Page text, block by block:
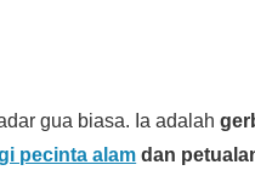
gua biasa. Ia adalah
pecinta alam dan